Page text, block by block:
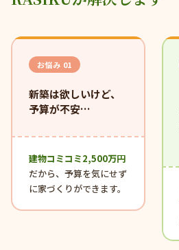
お悩み 01
新築は欲しいけど、
予算が不安…
建物コミコミ2,500万円
だから、予算を気にせず
に家づくりができます。